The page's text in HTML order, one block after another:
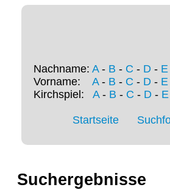
Nachname: A- B - C - D - E
Vorname: A- B - C - D - E
Kirchspiel: A- B - C - D- E
Startseite
Suchergebnisse